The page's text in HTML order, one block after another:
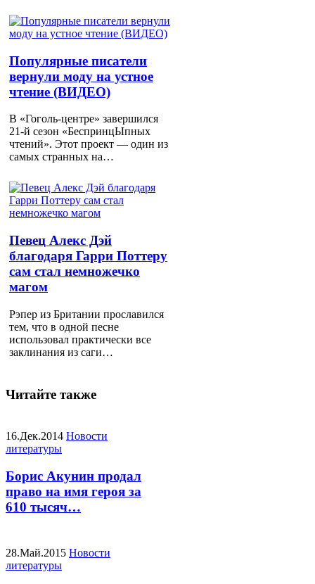
Популярные писатели
вернули моду на устное
чтение (ВИДЕО)
В «Гоголь-центре» завершился
21-й сезон «БеспринцЫпных
чтений». Этот проект — один из
самых странных на…
Певец Алекс Дэй
благодаря Гарри Поттеру
сам стал немножечко
магом
Рэпер из Британии прославился
тем, что в одной песне
использовал практически все
заклинания из саги…
Читайте также
16.Дек.2014 Новости
литературы
Борис Акунин продал
право на имя героя за
610 тысяч…
28.Май.2015 Новости
литературы